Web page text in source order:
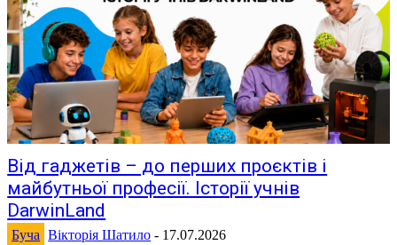
Від гаджетів – до перших проєктів і
майбутньої професії. Історії учнів
DarwinLand
Буча Вікторія Шатило - 17.07.2026